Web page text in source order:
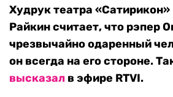
Худрук театра
Райкин считает, что рэпер
чрезвычайно одаренный
он всегда на его стороне.
высказал в эфире RTVI.